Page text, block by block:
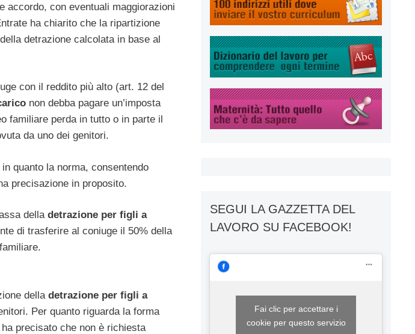
accordo, con eventuali maggiorazioni
ha chiarito che la ripartizione
detrazione calcolata in base al
con il reddito più alto (art. 12 del
non debba pagare un’imposta
familiare perda in tutto o in parte il
da uno dei genitori.
quanto la norma, consentendo
precisazione in proposito.
della detrazione per figli a
di trasferire al coniuge il 50% della
della detrazione per figli a
Per quanto riguarda la forma
precisato che non è richiesta
SEGUI LA GAZZETTA DEL
LAVORO SU FACEBOOK!
Fai clic per accettare i
cookie per questo servizio